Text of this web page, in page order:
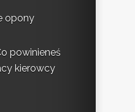
opony
powinieneś
kierowcy